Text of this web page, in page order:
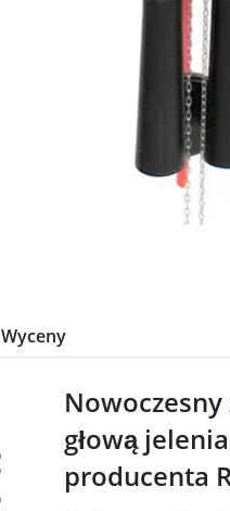
Wyceny
głową
producenta